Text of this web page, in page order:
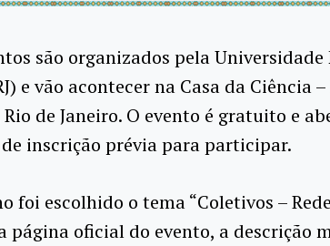
são organizados pela Universidade
e vão acontecer na Casa da Ciência
de Janeiro. O evento é gratuito e
inscrição prévia para participar.
foi escolhido o tema “Coletivos –
página oficial do evento, a descrição